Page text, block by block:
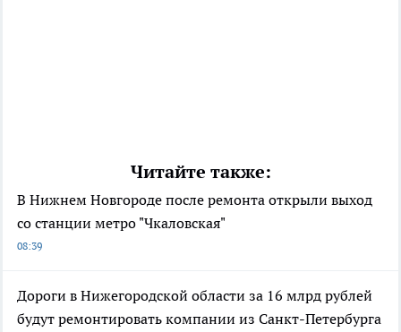
Читайте также:
В Нижнем Новгороде после ремонта открыли выход
со станции метро "Чкаловская"
08:39
Дороги в Нижегородской области за 16 млрд рублей
будут ремонтировать компании из Санкт-Петербурга